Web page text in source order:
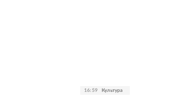
16:59 Культура